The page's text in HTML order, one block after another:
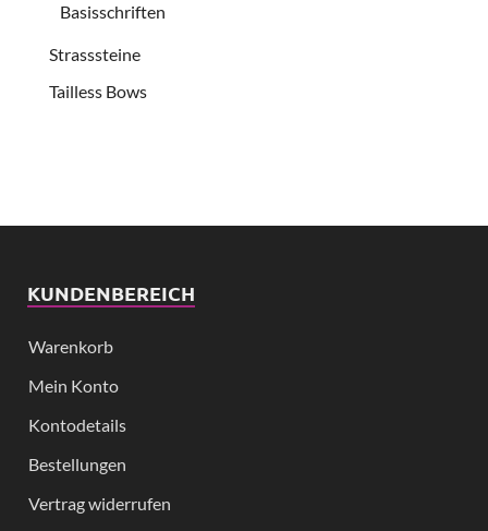
Basisschriften
Strasssteine
Tailless Bows
KUNDENBEREICH
Warenkorb
Mein Konto
Kontodetails
Bestellungen
Vertrag widerrufen